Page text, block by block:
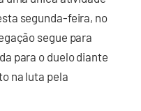
segunda-feira, no
segue para
para o duelo diante
na luta pela